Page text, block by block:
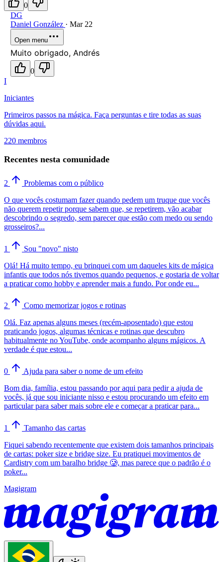
0
DG
Daniel González · Mar 22
Open menu
Muito obrigado, Andrés
0
I
Iniciantes
Primeiros passos na mágica. Faça perguntas e tire todas as suas
dúvidas aqui.
220 membros
Recentes nesta comunidade
2
Problemas com o público
O que vocês costumam fazer quando pedem um truque que vocês
não querem repetir porque sabem que, se repetirem, vão acabar
descobrindo o segredo, sem parecer que estão com medo ou sendo
grosseiros?...
1
Sou "novo" nisto
Olá! Há muito tempo, eu brinquei com um daqueles kits de mágica
infantis que todos nós tivemos quando pequenos, e gostaria de voltar
a praticar como hobby e aprender mais a fundo. Por onde eu...
2
Como memorizar jogos e rotinas
Olá. Faz apenas alguns meses (recém-aposentado) que estou
praticando jogos, algumas técnicas e rotinas que descubro
habitualmente no YouTube, onde acompanho alguns mágicos. A
verdade é que estou...
0
Ajuda para saber o nome de um efeito
Bom dia, família, estou passando por aqui para pedir a ajuda de
vocês, já que sou iniciante nisso e estou procurando um efeito em
particular para saber mais sobre ele e começar a praticar para...
1
Tamanho das cartas
Fiquei sabendo recentemente que existem dois tamanhos principais
de cartas: poker size e bridge size. Eu pratiquei movimentos de
Cardistry com um baralho bridge 🥲, mas parece que o padrão é o
poker...
Magigram